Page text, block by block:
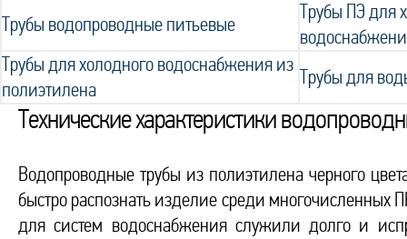
Трубы водопроводные питьевые
Трубы ПЭ для
Трубы для холодного водоснабжения из
полиэтилена
Трубы для
Технические характеристики
Водопроводные трубы из полиэтилена черного
быстро распознать изделие среди многочисленных
для систем водоснабжения служили долго и